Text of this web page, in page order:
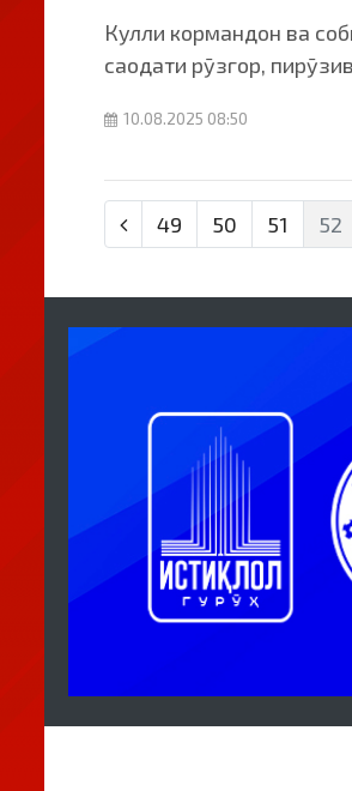
Кулли кормандон ва
саодати рӯзгор,
10.08.2025 08:50
49 50 51 52